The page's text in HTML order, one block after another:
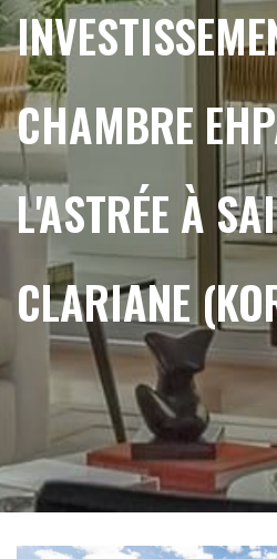
CHAMBRE
L'ASTRÉE À
CLARIANE